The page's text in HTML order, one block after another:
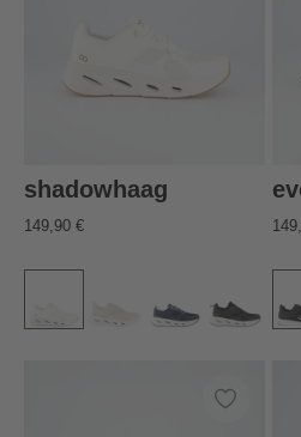
shadowhaag
149,90 €